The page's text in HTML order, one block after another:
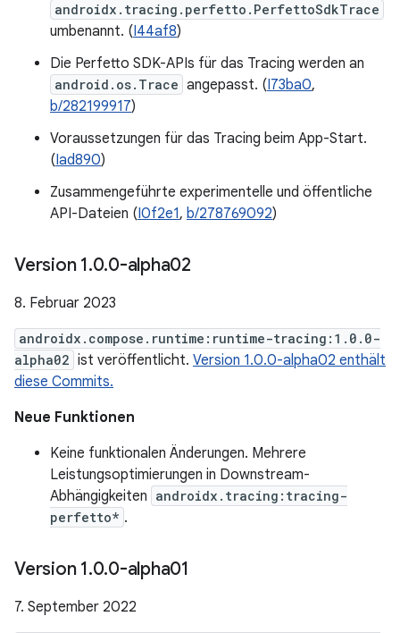
androidx.tracing.perfetto.PerfettoSdkTrace
umbenannt. (I44af8)
Die Perfetto SDK-APIs für das Tracing werden an
android.os.Trace angepasst. (I73ba0,
b/282199917)
Voraussetzungen für das Tracing beim App-Start.
(Iad890)
Zusammengeführte experimentelle und öffentliche
API-Dateien (I0f2e1, b/278769092)
Version 1.0.0-alpha02
8. Februar 2023
androidx.compose.runtime:runtime-tracing:1.0.0-
alpha02 ist veröffentlicht. Version 1.0.0-alpha02 enthält
diese Commits.
Neue Funktionen
Keine funktionalen Änderungen. Mehrere
Leistungsoptimierungen in Downstream-
Abhängigkeiten androidx.tracing:tracing-
perfetto* .
Version 1.0.0-alpha01
7. September 2022